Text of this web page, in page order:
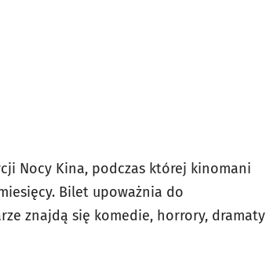
Nocy Kina, podczas której kinomani
Bilet upoważnia do
znajdą się komedie, horrory, dramaty